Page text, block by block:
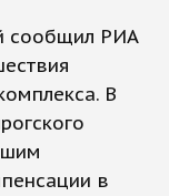
сообщил РИА
В
в